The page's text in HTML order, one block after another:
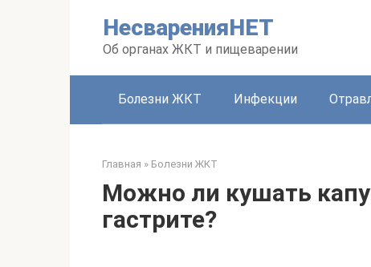
НесваренияНЕТ
Об органах ЖКТ и пищеварении
Болезни ЖКТ Инфекции
Главная » Болезни ЖКТ
Можно ли кушать
гастрите?